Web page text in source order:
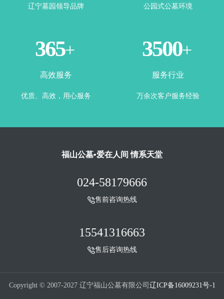
辽宁墓园领导品牌 公园式公墓环境
365+
高效服务
优质、高效，用心服务
3500+
服务行业
万余次客户服务经验
福山公墓•爱在人间 情系天堂
024-58179666
售前咨询热线
15541316663
售后咨询热线
Copyright © 2007-2027 辽宁福山公墓有限公司 辽ICP备16009231号-1